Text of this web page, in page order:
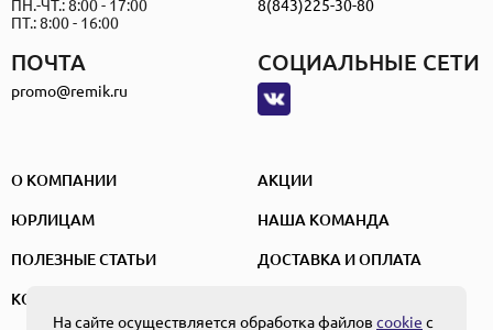
ПОЧТА
promo@remik.ru
ПН.-ЧТ.: 8:00 - 17:00
ПТ.: 8:00 - 16:00
8(843)225-30-80
СОЦИАЛЬНЫЕ СЕТИ
О КОМПАНИИ АКЦИИ
ЮРЛИЦАМ НАША КОМАНДА
ПОЛЕЗНЫЕ СТАТЬИ ДОСТАВКА И ОПЛАТА
КОНТАКТЫ
На сайте осуществляется обработка файлов cookie с